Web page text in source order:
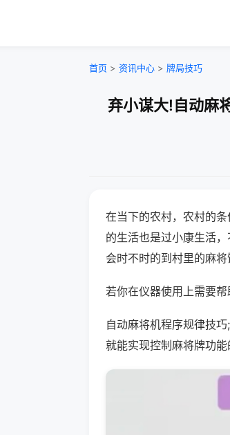
首页 > 资讯中心 > 牌局技巧
弃小谋大!自动麻
在当下的农村，农村的
的生活也是过小康生活
会时不时的到村里的麻
若你在仪器使用上需要
自动麻将机程序规律技
就能实现控制麻将牌功能